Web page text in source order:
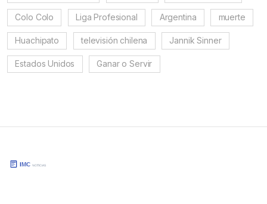
Colo Colo Liga Profesional Argentina muerte
Huachipato televisión chilena Jannik Sinner
Estados Unidos Ganar o Servir